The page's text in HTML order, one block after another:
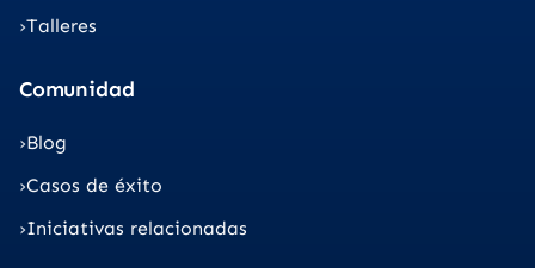
Talleres
Comunidad
Blog
Casos de éxito
Iniciativas relacionadas